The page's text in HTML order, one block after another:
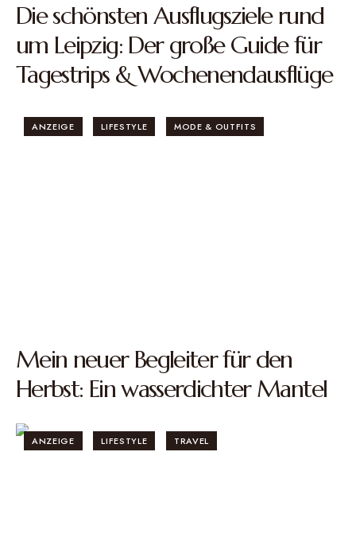
Die schönsten Ausflugsziele rund
um Leipzig: Der große Guide für
Tagestrips & Wochenendausflüge
ANZEIGE LIFESTYLE MODE & OUTFITS
Mein neuer Begleiter für den
Herbst: Ein wasserdichter Mantel
ANZEIGE LIFESTYLE TRAVEL